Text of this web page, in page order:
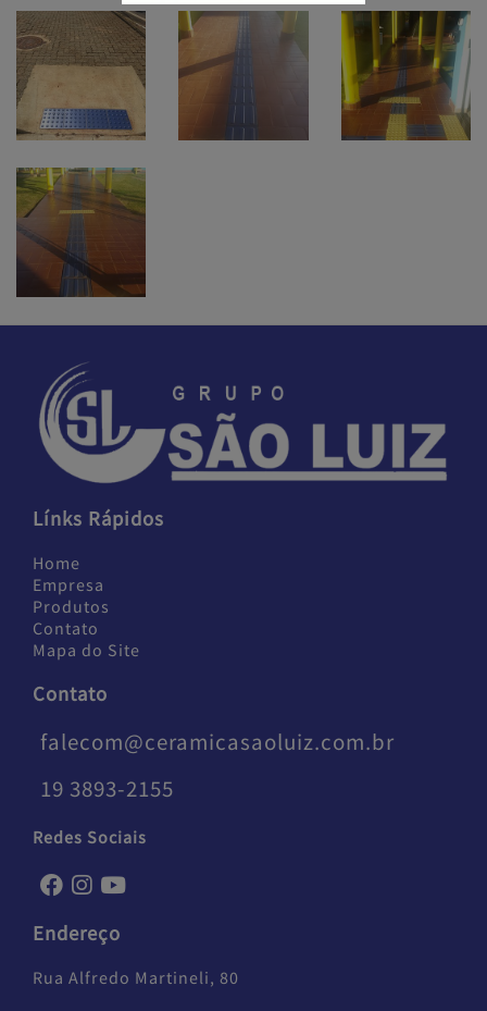
Línks Rápidos
Home
Empresa
Produtos
Contato
Mapa do Site
Contato
falecom@ceramicasaoluiz.com.br
19 3893-2155
Redes Sociais
Endereço
Rua Alfredo Martineli, 80